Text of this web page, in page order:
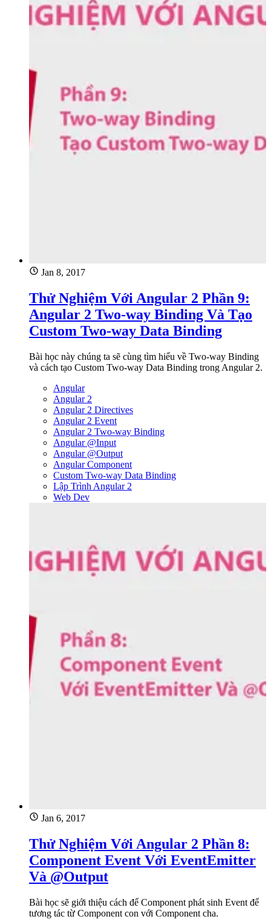
Jan 8, 2017
Thử Nghiệm Với Angular 2 Phần 9:
Angular 2 Two-way Binding Và Tạo
Custom Two-way Data Binding
Bài học này chúng ta sẽ cùng tìm hiểu về Two-way Binding
và cách tạo Custom Two-way Data Binding trong Angular 2.
Angular
Angular 2
Angular 2 Directives
Angular 2 Event
Angular 2 Two-way Binding
Angular @Input
Angular @Output
Angular Component
Custom Two-way Data Binding
Lập Trình Angular 2
Web Dev
Jan 6, 2017
Thử Nghiệm Với Angular 2 Phần 8:
Component Event Với EventEmitter
Và @Output
Bài học sẽ giới thiệu cách để Component phát sinh Event để
tương tác từ Component con với Component cha.